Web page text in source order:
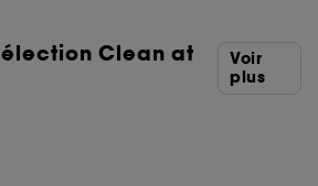
Des formules aux ingrédients
Clean at
Voir
plus